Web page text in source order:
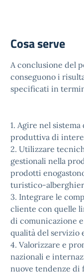
Cosa serve
A conclusione del
conseguono i
specificati in
1. Agire nel
produttiva di
2. Utilizzare
gestionali nella
prodotti
turistico-
3. Integrare le
cliente con quelle
di comunicazione
qualità del servizio
4. Valorizzare e
nazionali e
nuove tendenze di